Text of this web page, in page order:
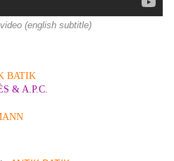
(english subtitle)
BATIK
& A.P.C.